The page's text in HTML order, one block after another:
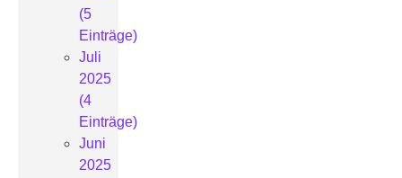
(5
Einträge)
Juli
2025
(4
Einträge)
Juni
2025